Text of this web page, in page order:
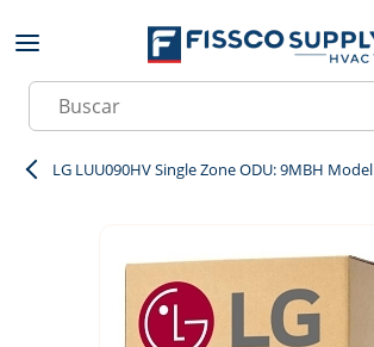
Skip to main content
Site Search
LG LUU090HV Single Zone ODU: 9MBH Model